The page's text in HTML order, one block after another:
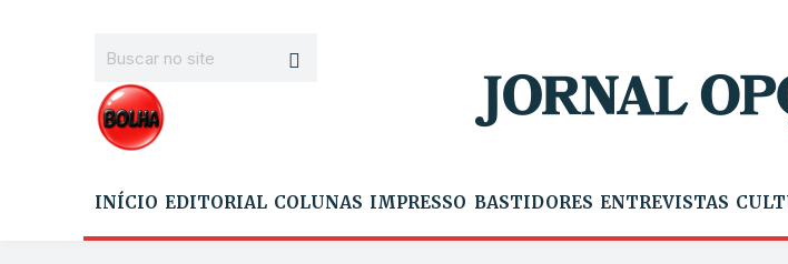
INÍCIO EDITORIAL COLUNAS IMPRESSO BASTIDORES ENTREVISTAS